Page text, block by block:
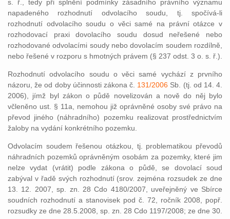
s. ř., tedy při splnění podmínky zásadního právního významu
napadeného rozhodnutí odvolacího soudu, tj. spočívá-li
rozhodnutí odvolacího soudu o věci samé na právní otázce v
rozhodovací praxi dovolacího soudu dosud neřešené nebo
rozhodované odvolacími soudy nebo dovolacím soudem rozdílně,
nebo řešené v rozporu s hmotných právem (§ 237 odst. 3 o. s. ř.).
Rozhodnutí odvolacího soudu o věci samé vychází z prvního
názoru, že od doby účinnosti zákona č. 131/2006 Sb. (tj. od 14. 4.
2006), jímž byl zákon o půdě novelizován a nově do něj bylo
včleněno ust. § 11a, nemohou již oprávněné osoby své právo na
převod jiného (náhradního) pozemku realizovat prostřednictvím
žaloby na vydání konkrétního pozemku.
Odvolacím soudem řešenou otázkou, tj. problematikou převodů
náhradních pozemků oprávněným osobám za pozemky, které jim
nelze vydat (vrátit) podle zákona o půdě, se dovolací soud
zabýval v řadě svých rozhodnutí (srov. zejména rozsudek ze dne
13. 12. 2007, sp. zn. 28 Cdo 4180/2007, uveřejněný ve Sbírce
soudních rozhodnutí a stanovisek pod č. 72, ročník 2008, popř.
rozsudky ze dne 28.5.2008, sp. zn. 28 Cdo 1197/2008; ze dne 30.